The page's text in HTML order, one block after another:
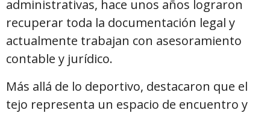
administrativas, hace unos años lograron
recuperar toda la documentación legal y
actualmente trabajan con asesoramiento
contable y jurídico.
Más allá de lo deportivo, destacaron que el
tejo representa un espacio de encuentro y